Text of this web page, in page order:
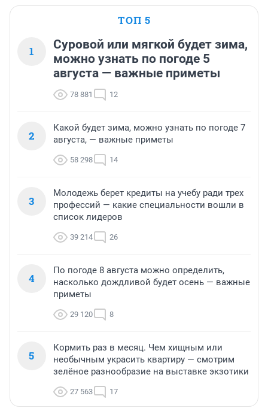
ТОП 5
1
Суровой или мягкой будет зима,
можно узнать по погоде 5
августа — важные приметы
78 881 12
2
Какой будет зима, можно узнать по погоде 7
августа, — важные приметы
58 298 14
3
Молодежь берет кредиты на учебу ради трех
профессий — какие специальности вошли в
список лидеров
39 214 26
4
По погоде 8 августа можно определить,
насколько дождливой будет осень — важные
приметы
29 120 8
5
Кормить раз в месяц. Чем хищным или
необычным украсить квартиру — смотрим
зелёное разнообразие на выставке экзотики
27 563 17